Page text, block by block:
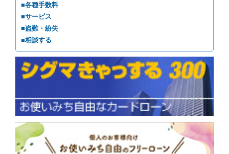
■各種手数料
■サービス
■盗難・紛失
■相談する